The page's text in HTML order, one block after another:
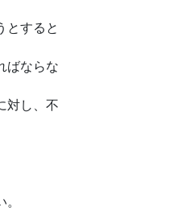
とすると
ばならな
対し、不